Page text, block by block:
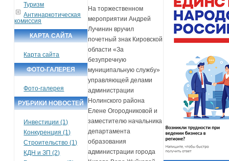
Туризм
Антинаркотическая
комиссия
КАРТА САЙТА
Карта сайта
ФОТО-ГАЛЕРЕЯ
Фото-галерея
РУБРИКИ НОВОСТЕЙ
Инвестиции (1)
Конкуренция (1)
Строительство (1)
КДН и ЗП (2)
На торжественном
мероприятии Андрей
Лучинин вручил
почетный знак Кировской
области «За
безупречную
муниципальную службу»
управляющей делами
администрации
Нолинского района
Елене Огородниковой и
заместителю начальника
департамента
образования
администрации города